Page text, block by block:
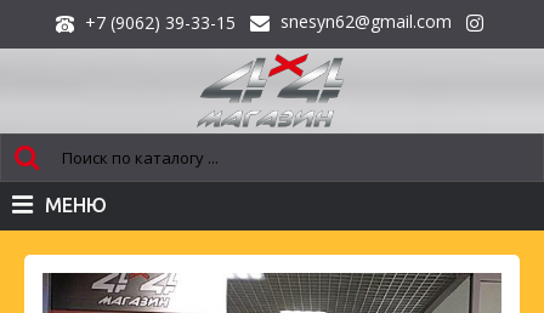
+7 (9062) 39-33-15 snesyn62@gmail.com
МЕНЮ